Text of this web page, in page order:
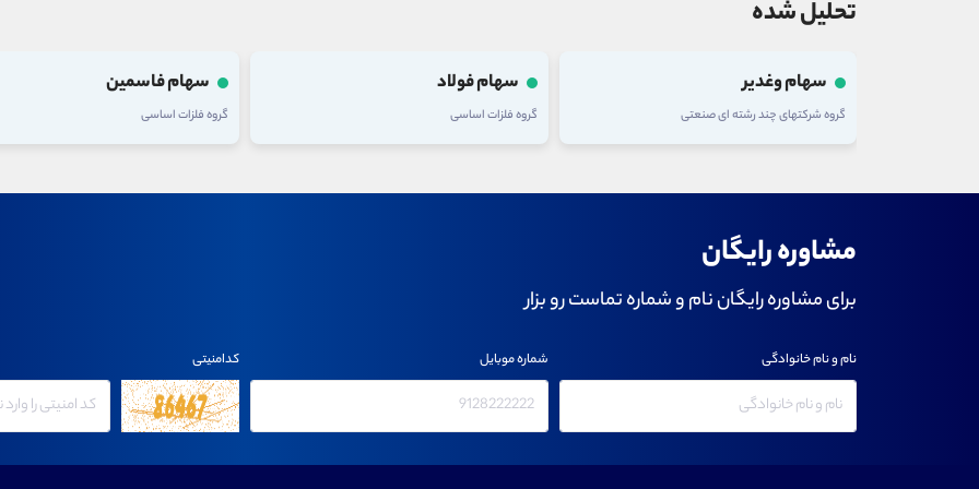
تحلیل شده
سهام وغدیر
گروه شرکتهای چند رشته ای صنعتی
سهام فولاد
گروه فلزات اساسی
سهام فاسمین
گروه فلزات اساسی
مشاوره رایگان
برای مشاوره رایگان نام و شماره تماست رو بزار
نام و نام خانوادگی شماره موبایل کدامنیتی